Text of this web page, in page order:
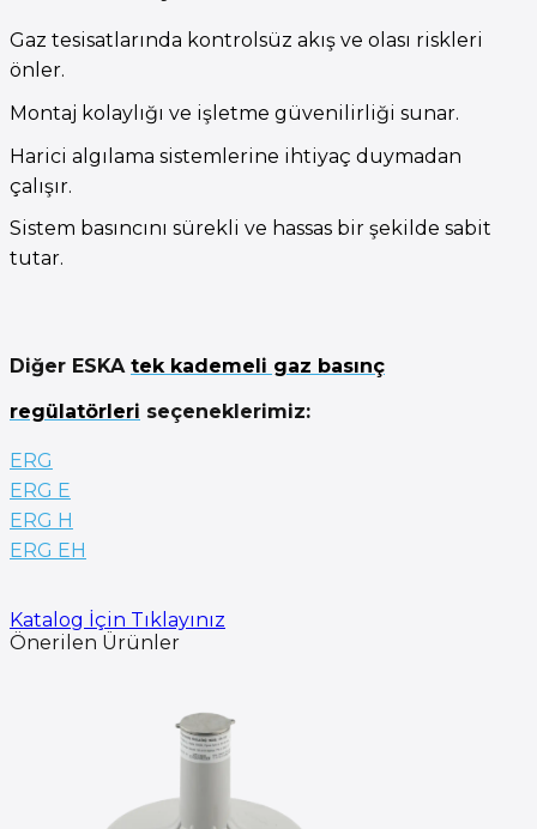
Gaz tesisatlarında kontrolsüz akış ve olası riskleri
önler.
Montaj kolaylığı ve işletme güvenilirliği sunar.
Harici algılama sistemlerine ihtiyaç duymadan
çalışır.
Sistem basıncını sürekli ve hassas bir şekilde sabit
tutar.
Diğer ESKA tek kademeli gaz basınç
regülatörleri seçeneklerimiz:
ERG
ERG E
ERG H
ERG EH
Katalog İçin Tıklayınız
Önerilen Ürünler